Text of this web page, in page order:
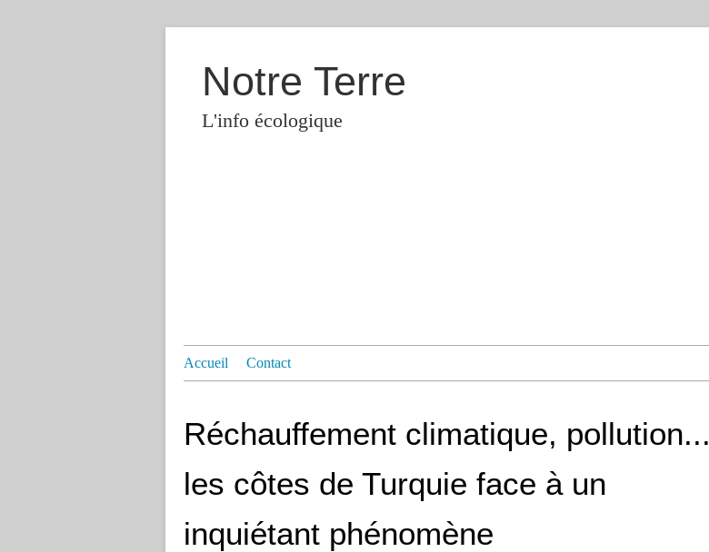
Notre Terre
L'info écologique
Accueil Contact
Réchauffement climatique, pollution...
les côtes de Turquie face à un
inquiétant phénomène